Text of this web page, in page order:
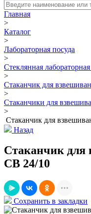
Главная
>
Каталог
>
Лабораторная посуда
>
Стеклянная
>
Стаканчик для
>
Стаканчики для
>
Стаканчик для
Назад
Стаканчик для
СВ 24/10
Сохранить в закладки